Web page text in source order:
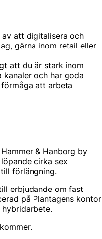
att digitalisera och
gärna inom retail eller
att du är stark inom
kanaler och har goda
att arbeta
& Hanborg by
cirka sex
förlängning.
erbjudande om fast
på Plantagens kontor